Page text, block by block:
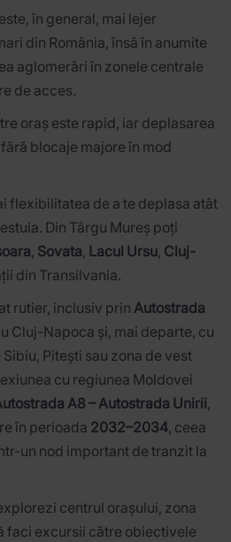
în general, mai lejer
din România, însă în anumite
aglomerări în zonele centrale
de acces.
oraș este rapid, iar deplasarea
blocaje majore în mod
flexibilitatea de a te deplasa atât
Din Târgu Mureș poți
, Sovata, Lacul Ursu, Cluj-
din Transilvania.
rutier, inclusiv prin Autostrada
Cluj-Napoca și, mai departe, cu
Sibiu, Pitești sau zona de vest
cu regiunea Moldovei
A8 – Autostrada Unirii,
în perioada 2032–2034, ceea
un nod important de tranzit la
centrul orașului, zona
faci excursii către obiectivele